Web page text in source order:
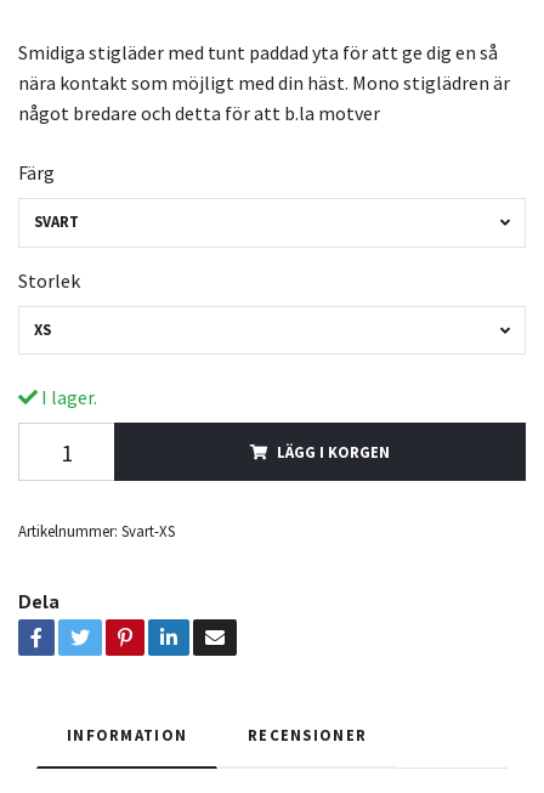
Smidiga stigläder med tunt paddad yta för att ge dig en så
nära kontakt som möjligt med din häst. Mono stiglädren är
något bredare och detta för att b.la motver
Färg
SVART
Storlek
XS
I lager.
LÄGG I KORGEN
Artikelnummer: Svart-XS
Dela
INFORMATION RECENSIONER